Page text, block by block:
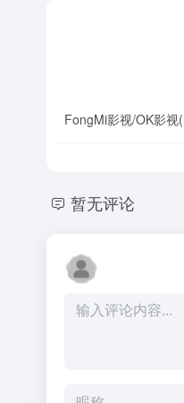
FongMi影视/OK影视
暂无评论